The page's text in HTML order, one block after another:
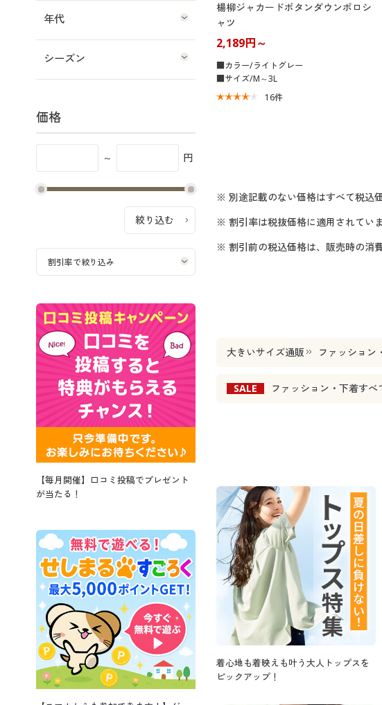
楊柳ジャカードボタンダウンポロシ
ャツ
2,189円～
■カラー/ライトグレー
■サイズ/M～3L
16件
※ 別途記載のない価格はすべて税込価
※ 割引率は税抜価格に適用されていま
※ 割引前の税込価格は、販売時の消
大きいサイズ通販 ファッション
SALE ファッション・下着すべ
着心地も着映えも叶う大人トップスを
ピックアップ！
年代
シーズン
価格
～ 円
【毎月開催】口コミ投稿でプレゼント
が当たる！